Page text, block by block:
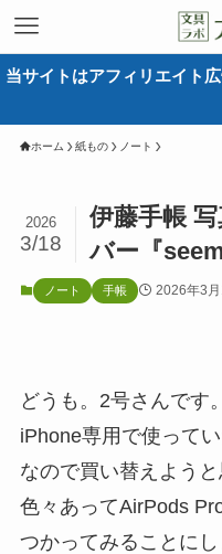
当サイトはアフィリエイト
ホーム 紙もの ノート
伊藤手帳
バー『
2026
3/18
ノート 手帳 2026年3月
どうも。2号さんです。
iPhone専用で使って
なので買い替えようと
色々あってAirPods
つかってみることにし